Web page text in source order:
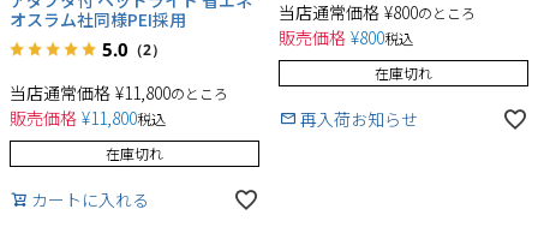
オスラム社同様PEI採用
5.0 （2）
当店通常価格 ¥11,800のところ
販売価格 ¥11,800税込
在庫切れ
カートに入れる
当店通常価格 ¥800のところ
販売価格 ¥800税込
在庫切れ
再入荷お知らせ